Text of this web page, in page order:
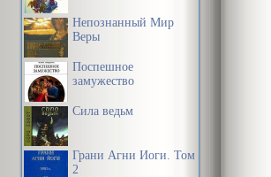
Непознанный Мир
Веры
Поспешное
замужество
Сила ведьм
Грани Агни Йоги. Том
2